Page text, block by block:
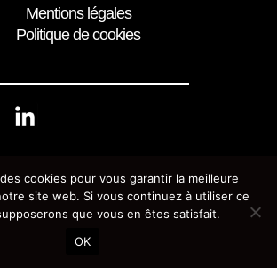
Mentions légales
Politique de cookies
cookies pour vous garantir la meilleure
site web. Si vous continuez à utiliser ce
que vous en êtes satisfait.
OK